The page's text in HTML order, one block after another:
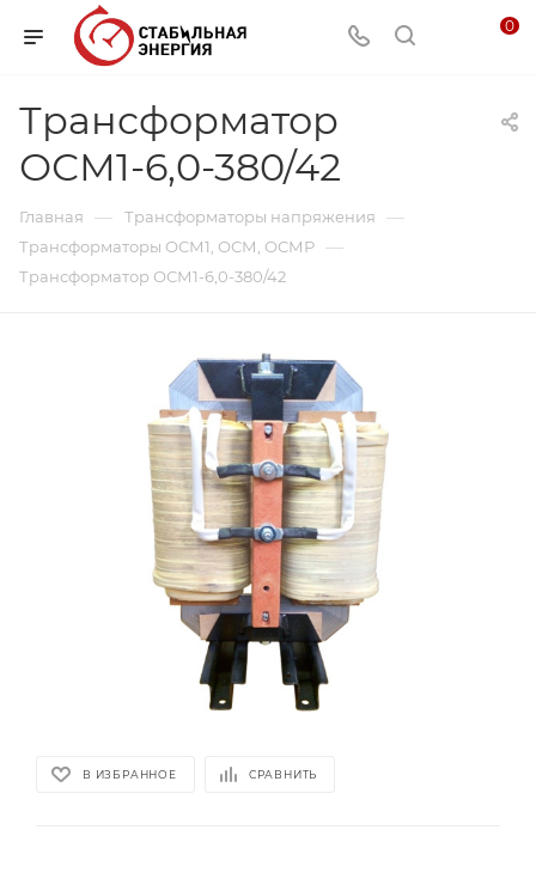
0
Трансформатор
ОСМ1-6,0-380/42
Главная — Трансформаторы напряжения —
Трансформаторы ОСМ1, ОСМ, ОСМР —
Трансформатор ОСМ1-6,0-380/42
В ИЗБРАННОЕ СРАВНИТЬ